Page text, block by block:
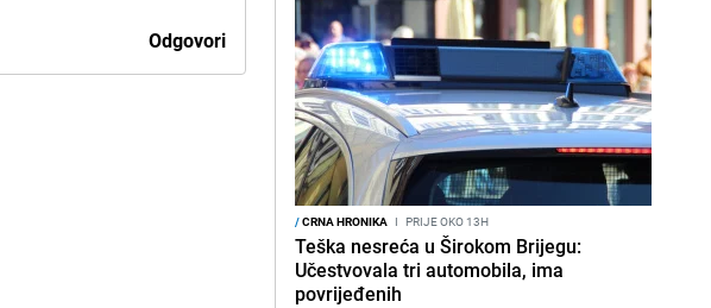
Odgovori
/CRNA HRONIKA I PRIJE OKO 13H
Teška nesreća u Širokom Brijegu:
Učestvovala tri automobila, ima
povrijeđenih